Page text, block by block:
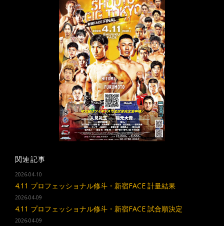
関連記事
2026-04-10
4.11 プロフェッショナル修斗・新宿FACE 計量結果
2026-04-09
4.11 プロフェッショナル修斗・新宿FACE 試合順決定
2026-04-09